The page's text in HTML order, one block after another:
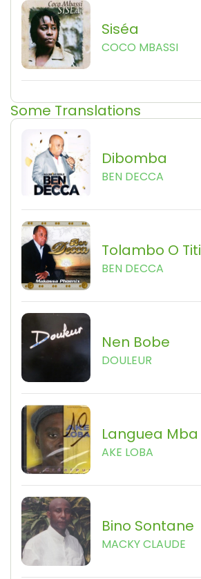
Siséa
COCO MBASSI
Some Translations
Dibomba
BEN DECCA
Tolambo O Titi
BEN DECCA
Nen Bobe
DOULEUR
Languea Mba
AKE LOBA
Bino Sontane
MACKY CLAUDE